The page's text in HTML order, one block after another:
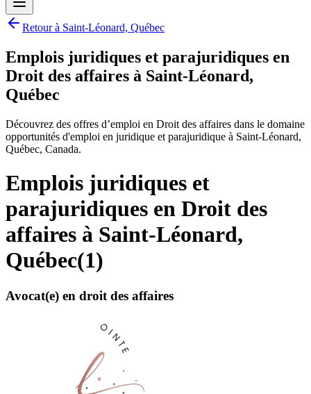
Retour à Saint-Léonard, Québec
Emplois juridiques et parajuridiques en
Droit des affaires à Saint-Léonard,
Québec
Découvrez des offres d’emploi en Droit des affaires dans le domaine
opportunités d'emploi en juridique et parajuridique à Saint-Léonard,
Québec, Canada.
Emplois juridiques et
parajuridiques en Droit des
affaires à Saint-Léonard,
Québec(1)
Avocat(e) en droit des affaires